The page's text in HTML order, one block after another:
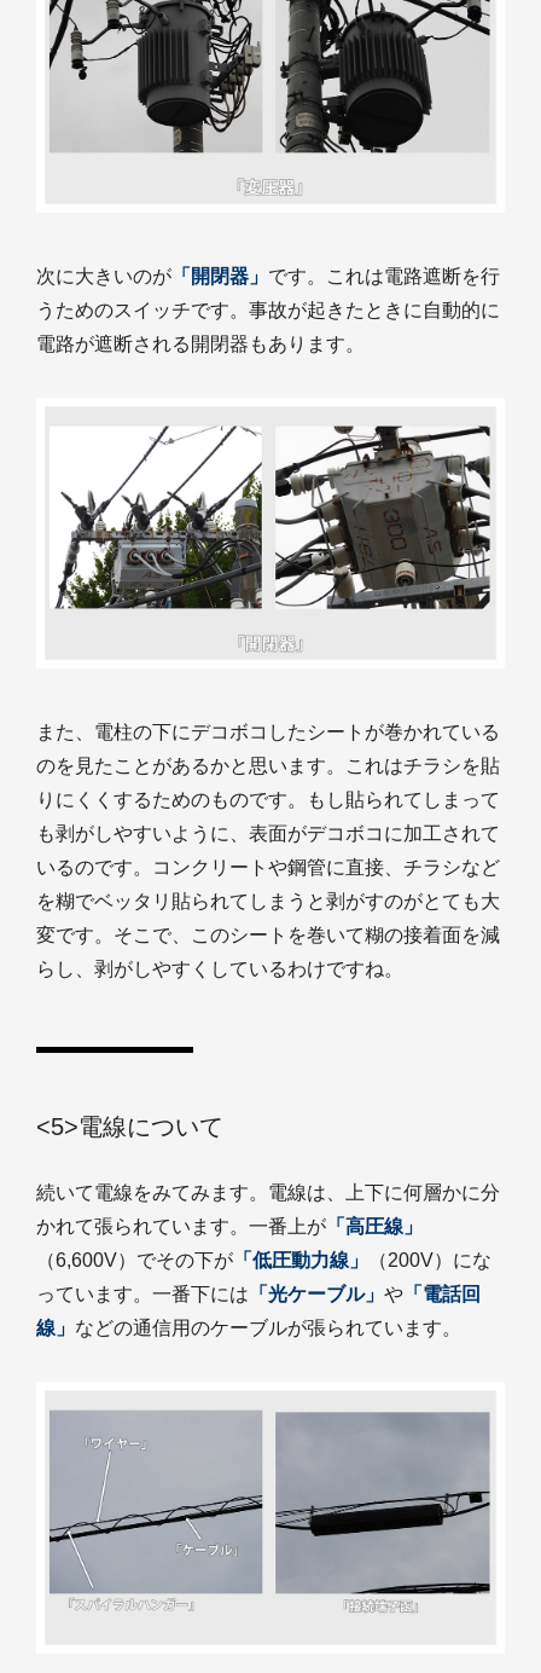
次に大きいのが 「開閉器」 です。これは電路遮断を行
うためのスイッチです。事故が起きたときに自動的に
電路が遮断される開閉器もあります。
また、電柱の下にデコボコしたシートが巻かれている
のを見たことがあるかと思います。これはチラシを貼
りにくくするためのものです。もし貼られてしまって
も剥がしやすいように、表面がデコボコに加工されて
いるのです。コンクリートや鋼管に直接、チラシなど
を糊でベッタリ貼られてしまうと剥がすのがとても大
変です。そこで、このシートを巻いて糊の接着面を減
らし、剥がしやすくしているわけですね。
<5>電線について
続いて電線をみてみます。電線は、上下に何層かに分
かれて張られています。一番上が 「高圧線」
（6,600V）でその下が 「低圧動力線」
（200V）にな
っています。一番下には 「光ケーブル」 や 「電話回
線」 などの通信用のケーブルが張られています。